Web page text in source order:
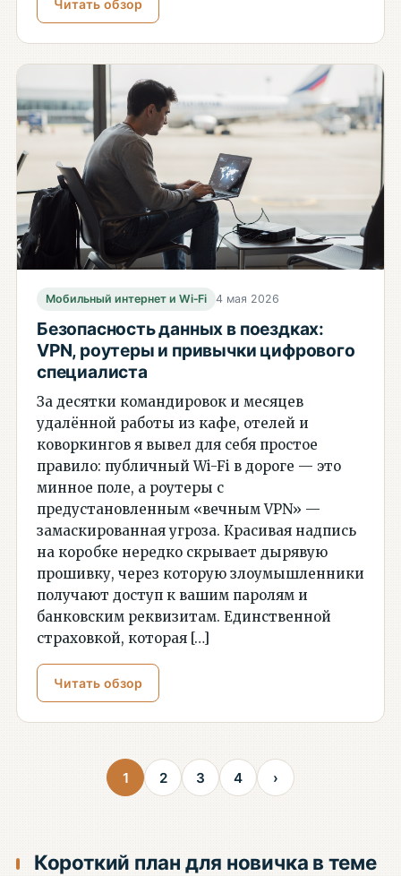
Читать обзор
Мобильный интернет и Wi‑Fi 4 мая 2026
Безопасность данных в поездках:
VPN, роутеры и привычки цифрового
специалиста
За десятки командировок и месяцев
удалённой работы из кафе, отелей и
коворкингов я вывел для себя простое
правило: публичный Wi-Fi в дороге — это
минное поле, а роутеры с
предустановленным «вечным VPN» —
замаскированная угроза. Красивая надпись
на коробке нередко скрывает дырявую
прошивку, через которую злоумышленники
получают доступ к вашим паролям и
банковским реквизитам. Единственной
страховкой, которая […]
Читать обзор
1 2 3 4 ›
Короткий план для новичка в теме